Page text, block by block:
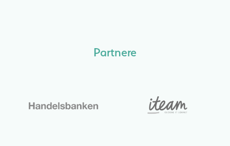
Partnere